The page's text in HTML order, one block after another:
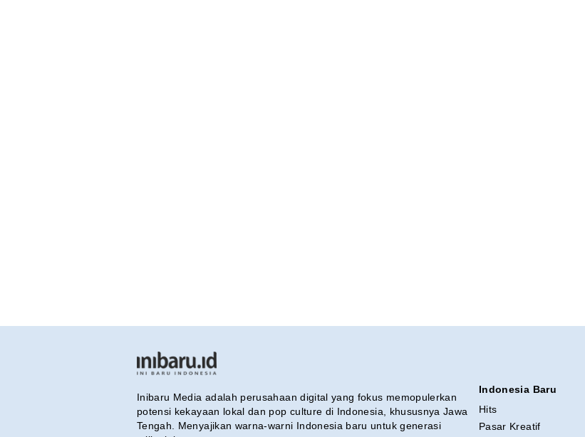
Inibaru Media adalah perusahaan digital yang fokus memopulerkan
potensi kekayaan lokal dan pop culture di Indonesia, khususnya Jawa
Tengah. Menyajikan warna-warni Indonesia baru untuk generasi
Indonesia Baru
Hits
Pasar Kreatif